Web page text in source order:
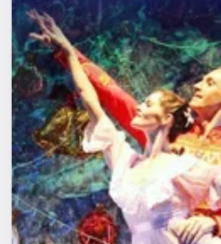
Выставки
Экскурсии
События
Города
Площадки